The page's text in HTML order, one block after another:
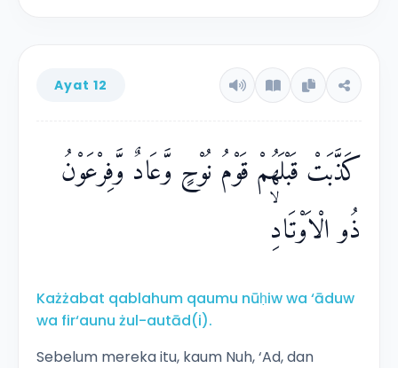
Ayat 12
كَذَّبَتْ قَبْلَهُمْ قَوْمُ نُوْحٍ وَّعَادٌ وَّفِرْعَوْنُ
ذُو الْاَوْتَادِۙ
Każżabat qablahum qaumu nūḥiw wa ‘āduw
wa fir‘aunu żul-autād(i).
Sebelum mereka itu, kaum Nuh, ‘Ad, dan